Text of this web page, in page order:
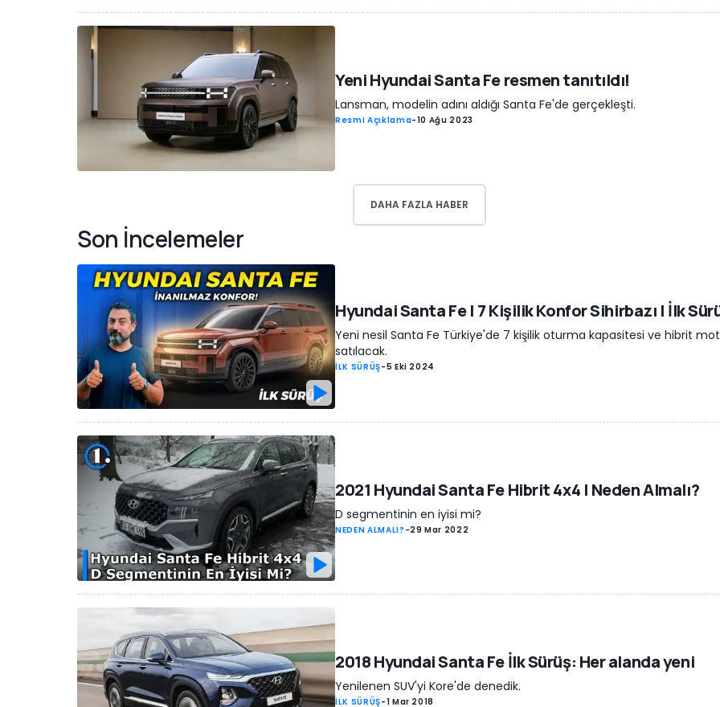
Yeni Hyundai Santa Fe resmen tanıtıldı!
Lansman, modelin adını aldığı Santa Fe'de gerçekleşti.
Resmi Açıklama-10 Ağu 2023
DAHA FAZLA HABER
Son İncelemeler
Hyundai Santa Fe | 7 Kişilik Konfor Sihirbazı | İlk
Yeni nesil Santa Fe Türkiye'de 7 kişilik oturma kapasitesi ve hibrit
satılacak.
İLK SÜRÜŞ-5 Eki 2024
2021 Hyundai Santa Fe Hibrit 4x4 | Neden Almalı?
D segmentinin en iyisi mi?
NEDEN ALMALI? -29 Mar 2022
2018 Hyundai Santa Fe İlk Sürüş: Her alanda yeni
Yenilenen SUV'yi Kore'de denedik.
İLK SÜRÜŞ-1 Mar 2018